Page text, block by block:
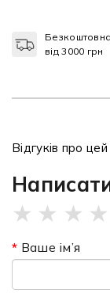
від 3000 грн
Відгуків про
★ ★ ★ ★
Ваше ім’я